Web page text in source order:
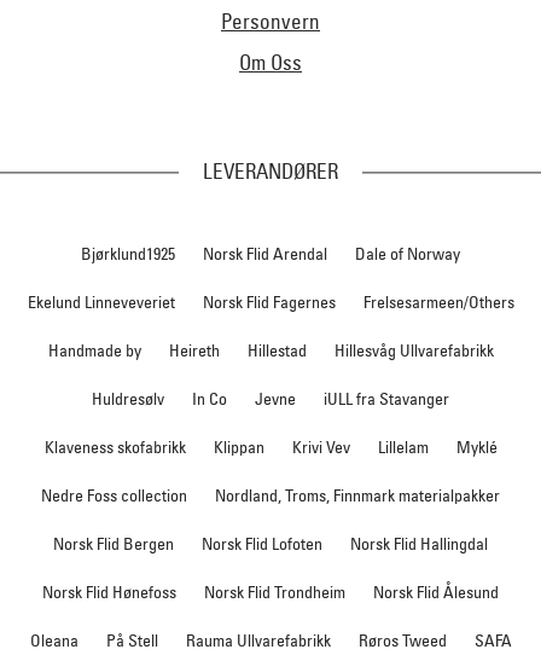
Personvern
Om Oss
LEVERANDØRER
Bjørklund1925 Norsk Flid Arendal Dale of Norway
Ekelund Linneveveriet Norsk Flid Fagernes Frelsesarmeen/Others
Handmade by Heireth Hillestad Hillesvåg Ullvarefabrikk
Huldresølv In Co Jevne iULL fra Stavanger
Klaveness skofabrikk Klippan Krivi Vev Lillelam Myklé
Nedre Foss collection Nordland, Troms, Finnmark materialpakker
Norsk Flid Bergen Norsk Flid Lofoten Norsk Flid Hallingdal
Norsk Flid Hønefoss Norsk Flid Trondheim Norsk Flid Ålesund
Oleana På Stell Rauma Ullvarefabrikk Røros Tweed SAFA